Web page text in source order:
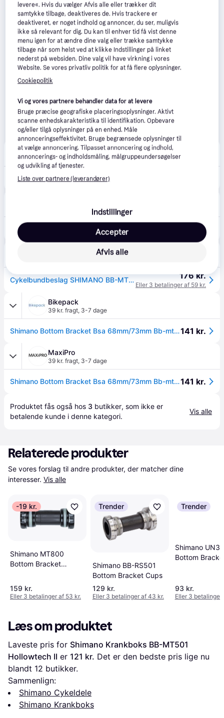
Cykelpartner 4.6 (81)
45 kr. fragt,1-2 dage
2-5 dage
Shimano BB MT501 Hollowtech II 159 kr.
Cykelbundbeslag SHIMANO BB-MT501 68/73. 176 kr.
Eller 3 betalinger af 59 kr.
Bikepack
39 kr. fragt, 3-7 dage
Shimano Bottom Bracket Bsa 68mm/73mm Bb-mt501 Mtb - Krankboks141 kr.
MaxiPro
39 kr. fragt, 3-7 dage
Shimano Bottom Bracket Bsa 68mm/73mm Bb-mt501 Mtb - Krankboks141 kr.
Produktet fås også hos 3 butikker, som ikke er
betalende kunde i denne kategori.
Vis alle
Relaterede produkter
Se vores forslag til andre produkter, der matcher dine
interesser. Vis alle
-19 kr.
Shimano MT800
Bottom Bracket
159 kr.
Eller 3 betalinger af 53 kr.
Trender
Shimano BB-RS501
Bottom Bracket Cups
129 kr.
Eller 3 betalinger af 43 kr.
Trender
Shimano
Bottom
93 kr.
Eller 3 betalinger
Læs om produktet
Laveste pris for Shimano Krankboks BB-MT501
Hollowtech II er 121 kr. Det er den bedste pris lige nu
blandt 12 butikker.
Sammenlign:
Shimano Cykeldele
Shimano Krankboks
levere«. Hvis du vælger Afvis alle eller trækker dit
samtykke tilbage, deaktiveres de. Hvis trackere er
deaktiveret, er noget indhold og annoncer, du ser, muligvis
ikke så relevant for dig. Du kan til enhver tid få vist denne
menu igen for at ændre dine valg eller trække samtykke
tilbage når som helst ved at klikke Indstillinger på linket
nederst på websiden. Dine valg vil have virkning i vores
Website. Se vores privatliv politik for at få flere oplysninger.
Cookiepolitik
Vi og vores partnere behandler data for at levere
Bruge præcise geografiske placeringsoplysninger. Aktivt
scanne enhedskarakteristika til identifikation. Opbevare
og/eller tilgå oplysninger på en enhed. Måle
annonceringseffektivitet. Bruge begrænsede oplysninger til
at vælge annoncering. Tilpasset annoncering og indhold,
annoncerings- og indholdsmåling, målgruppeundersøgelser
og udvikling af tjenester.
Liste over partnere (leverandører)
Indstillinger
Afvis alle
Accepter